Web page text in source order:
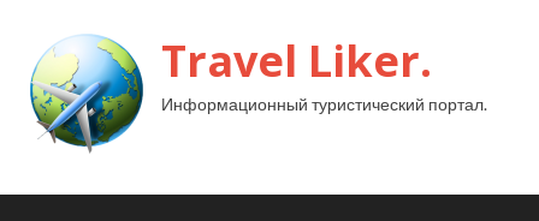
Travel Liker.
Информационный туристический портал.